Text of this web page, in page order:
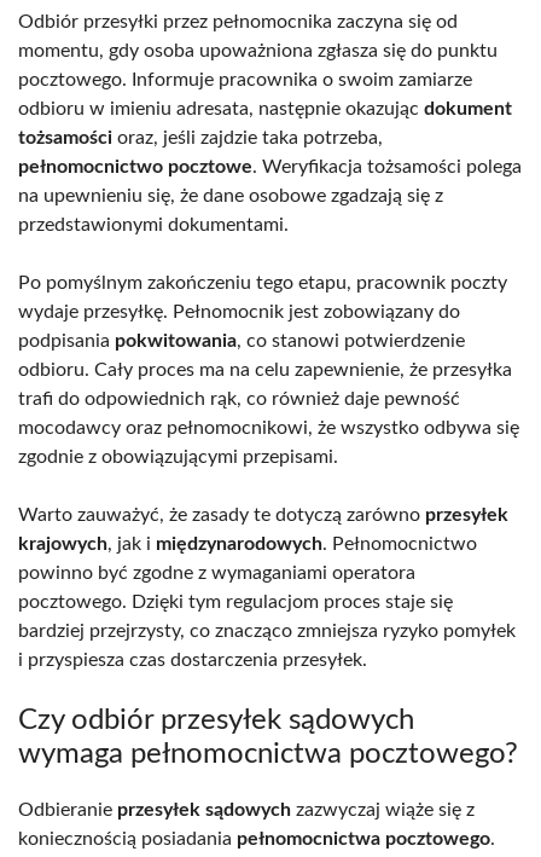
Odbiór przesyłki przez pełnomocnika zaczyna się od
momentu, gdy osoba upoważniona zgłasza się do punktu
pocztowego. Informuje pracownika o swoim zamiarze
odbioru w imieniu adresata, następnie okazując dokument
tożsamości oraz, jeśli zajdzie taka potrzeba,
pełnomocnictwo pocztowe. Weryfikacja tożsamości polega
na upewnieniu się, że dane osobowe zgadzają się z
przedstawionymi dokumentami.
Po pomyślnym zakończeniu tego etapu, pracownik poczty
wydaje przesyłkę. Pełnomocnik jest zobowiązany do
podpisania pokwitowania, co stanowi potwierdzenie
odbioru. Cały proces ma na celu zapewnienie, że przesyłka
trafi do odpowiednich rąk, co również daje pewność
mocodawcy oraz pełnomocnikowi, że wszystko odbywa się
zgodnie z obowiązującymi przepisami.
Warto zauważyć, że zasady te dotyczą zarówno przesyłek
krajowych, jak i międzynarodowych. Pełnomocnictwo
powinno być zgodne z wymaganiami operatora
pocztowego. Dzięki tym regulacjom proces staje się
bardziej przejrzysty, co znacząco zmniejsza ryzyko pomyłek
i przyspiesza czas dostarczenia przesyłek.
Czy odbiór przesyłek sądowych
wymaga pełnomocnictwa pocztowego?
Odbieranie przesyłek sądowych zazwyczaj wiąże się z
koniecznością posiadania pełnomocnictwa pocztowego.